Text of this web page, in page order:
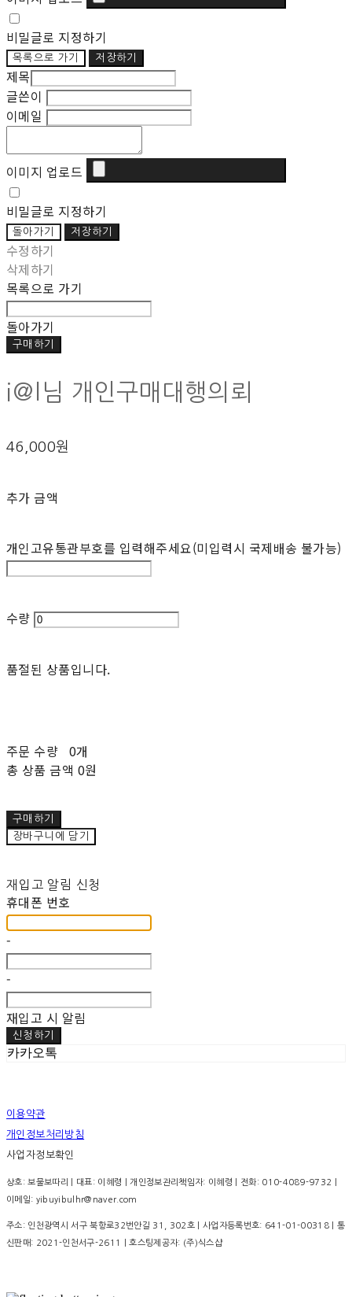
비밀글로 지정하기
목록으로 가기 저장하기
제목
글쓴이
이메일
이미지 업로드
비밀글로 지정하기
돌아가기 저장하기
수정하기
삭제하기
목록으로 가기
돌아가기
구매하기
i@l님 개인구매대행의뢰
46,000원
추가 금액
개인고유통관부호를 입력해주세요(미입력시 국제배송 불가능)
수량
품절된 상품입니다.
주문 수량 0개
총 상품 금액 0원
구매하기
장바구니에 담기
재입고 알림 신청
휴대폰 번호
-
-
재입고 시 알림
신청하기
카카오톡
이용약관
개인정보처리방침
사업자정보확인
상호: 보물보따리 | 대표: 이혜령 | 개인정보관리책임자: 이혜령 | 전화: 010-4089-9732 |
이메일: yibuyibulhr@naver.com
주소: 인천광역시 서구 북항로32번안길 31, 302호 | 사업자등록번호: 641-01-00318| 통
신판매: 2021-인천서구-2611 | 호스팅제공자: (주)식스샵